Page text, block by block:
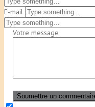
E-mail
Votre message
Soumettre un